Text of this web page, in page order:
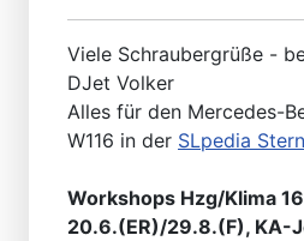
Viele Schraubergrüße -
DJet Volker
Alles für den Mercedes-
W116 in der SLpedia
Workshops Hzg/Klima
20.6.(ER)/29.8.(F), KA-